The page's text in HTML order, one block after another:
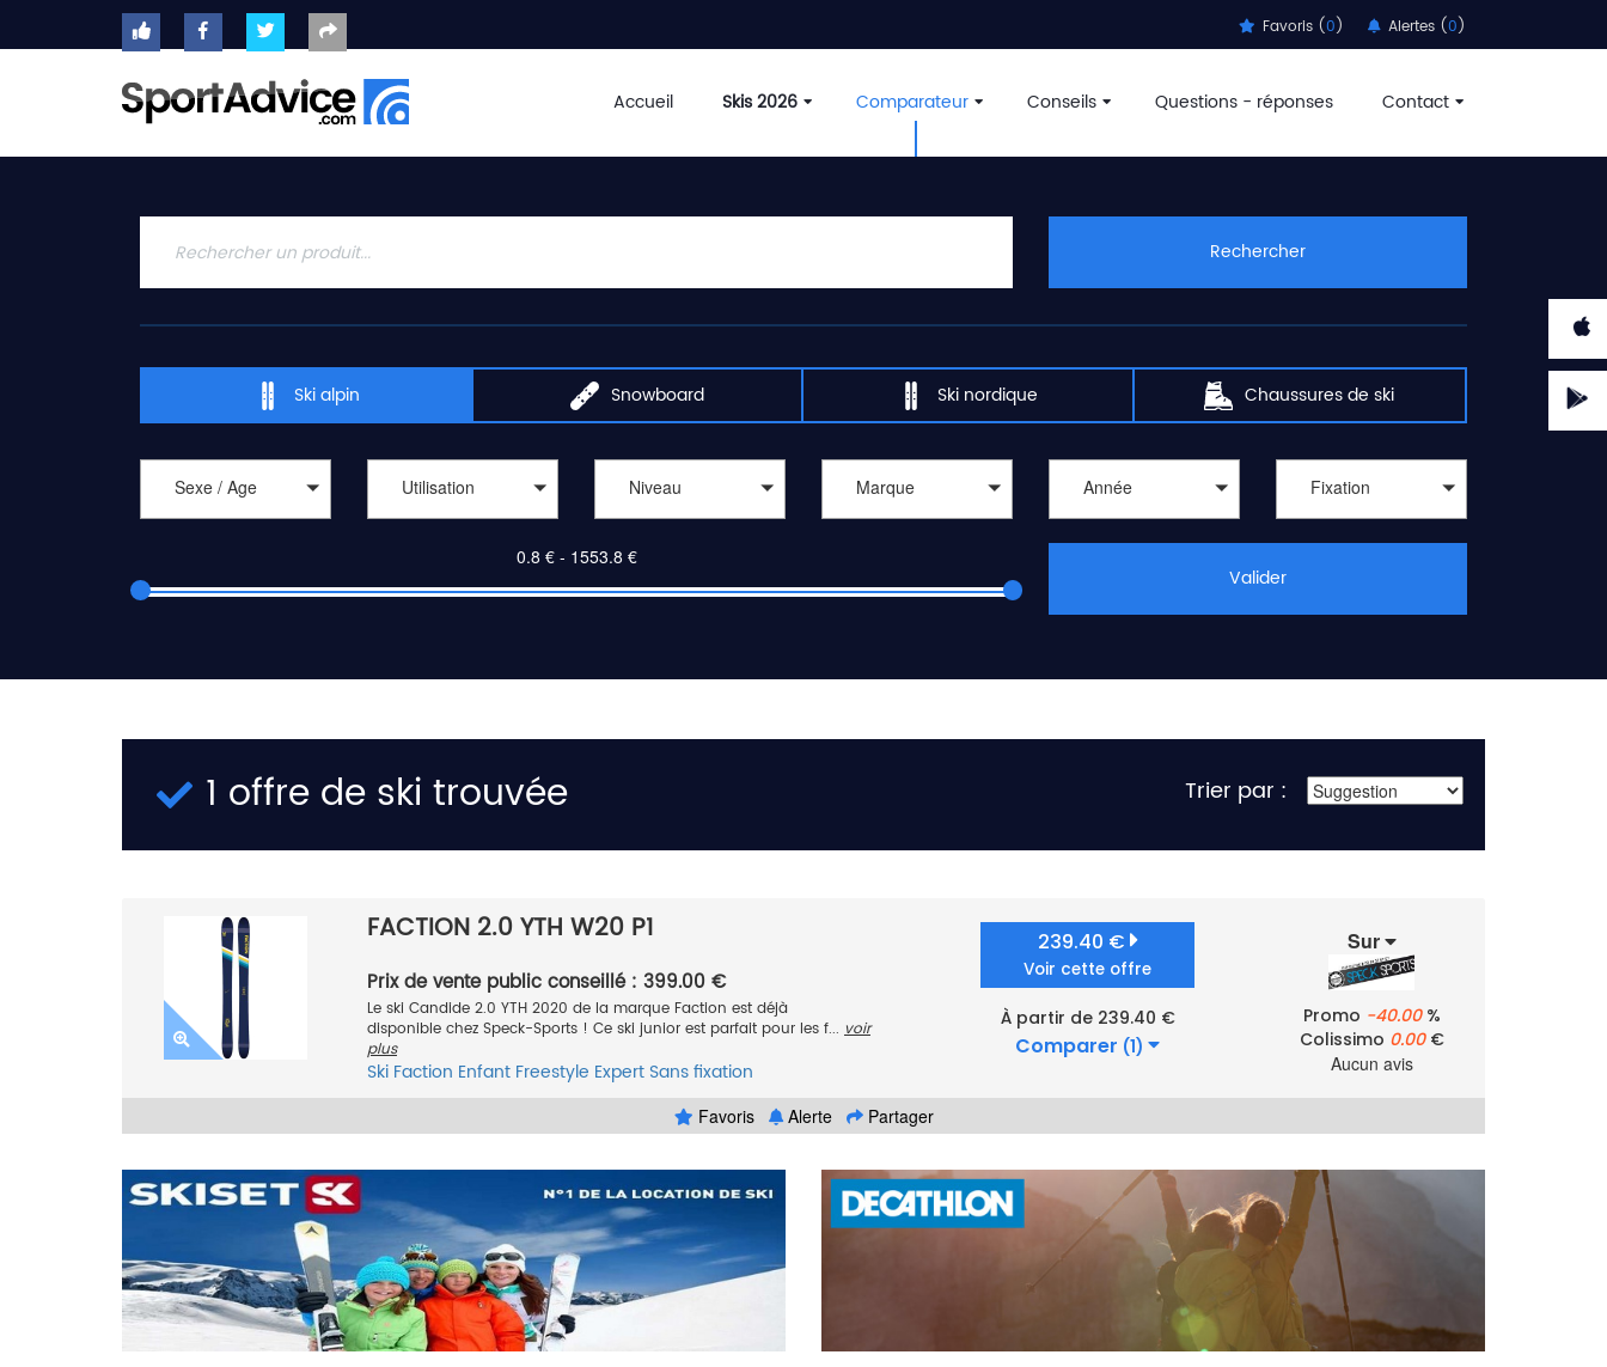
Favoris (0) Alertes (0)
Accueil Skis 2026 Comparateur Conseils Questions - réponses Contact
ACCUEIL
2020
CONSEILS
QUESTIONS
Rechercher
Ski alpin Snowboard Ski nordique Chaussures de ski
Sexe / Age Utilisation Niveau Marque Année Fixation
Valider
1 offre de ski trouvée Trier par :
FACTION 2.0 YTH W20 P1
Prix de vente public conseillé : 399.00 €
Le ski Candide 2.0 YTH 2020 de la marque Faction est déjà
disponible chez Speck-Sports ! Ce ski junior est parfait pour les f... voir
plus
Ski Faction Enfant Freestyle Expert Sans fixation
239.40 €
Voir cette offre
À partir de 239.40 €
Comparer (1)
Sur
Promo -40.00%
Colissimo 0.00€
Aucun avis
Favoris Alerte Partager